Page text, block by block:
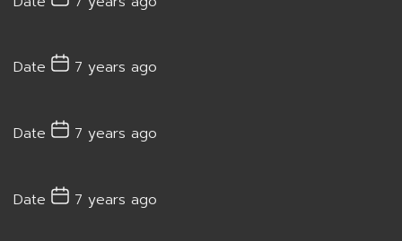
Date 7 years ago
Date 7 years ago
Date 7 years ago